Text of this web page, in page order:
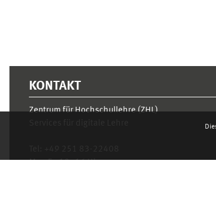
KONTAKT
Zentrum für Hochschullehre (ZHL)
Mo.- Fr. 10–16 Uhr